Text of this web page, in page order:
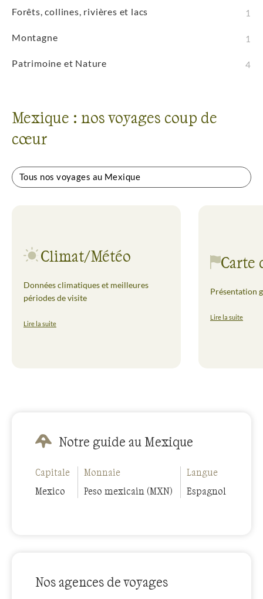
Forêts, collines, rivières et lacs 1
Montagne 1
Patrimoine et Nature 4
Mexique : nos voyages coup de
cœur
Tous nos voyages au Mexique
Climat/Météo
Données climatiques et meilleures
périodes de visite
Lire la suite
Carte
Présentation
Lire la suite
Notre guide au Mexique
Capitale
Mexico
Monnaie
Peso mexicain (MXN)
Langue
Espagnol
Nos agences de voyages